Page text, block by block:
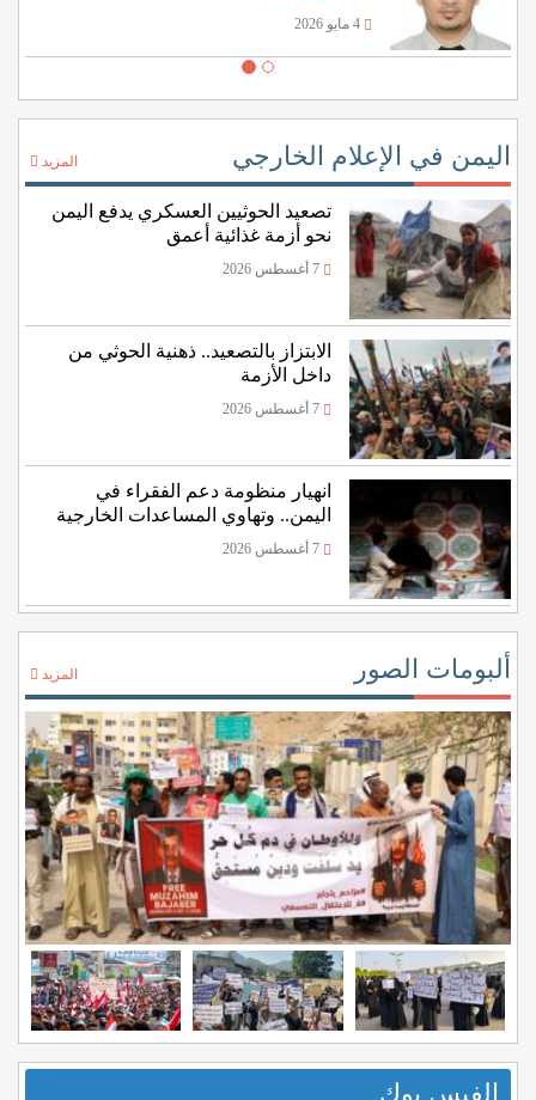
4 مايو 2026
اليمن في الإعلام الخارجي المزيد
تصعيد الحوثيين العسكري يدفع اليمن
نحو أزمة غذائية أعمق
7 أغسطس 2026
الابتزاز بالتصعيد.. ذهنية الحوثي من
داخل الأزمة
7 أغسطس 2026
انهيار منظومة دعم الفقراء في
اليمن.. وتهاوي المساعدات الخارجية
7 أغسطس 2026
ألبومات الصور المزيد
الفيس بوك